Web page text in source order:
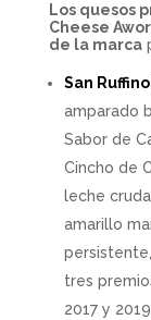
Los quesos
Cheese
de la marca
San
amparado
Sabor de
Cincho de
leche
amarillo
tres
2017 y